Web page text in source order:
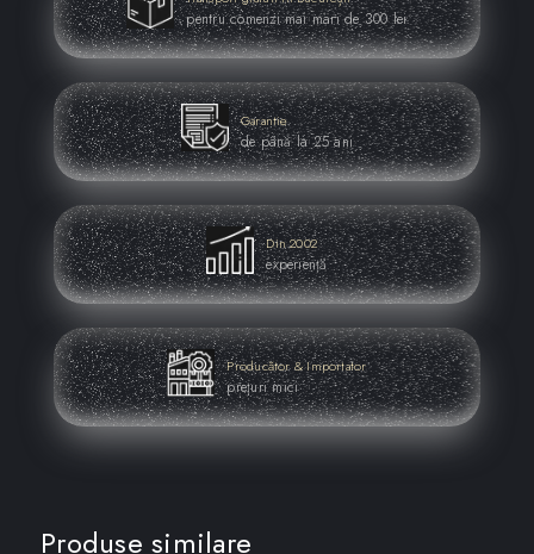
pentru comenzi mai mari de 300 lei
Garantie
de până la 25 ani
Din 2002
experiență
Producător & Importator
prețuri mici
Produse similare